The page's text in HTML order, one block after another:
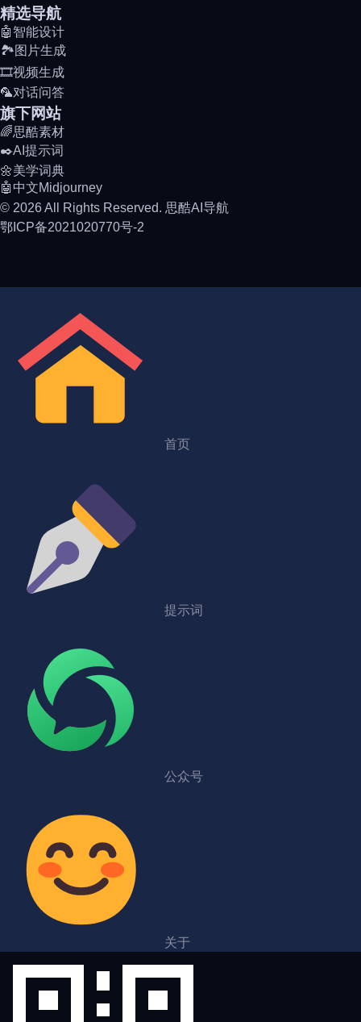
精选导航
🤖智能设计
🏞️图片生成
🎞️视频生成
🦜对话问答
旗下网站
🌈思酷素材
✒️AI提示词
🌼美学词典
🤖中文Midjourney
© 2026 All Rights Reserved. 思酷AI导航
鄂ICP备2021020770号-2
首页
提示词
公众号
关于